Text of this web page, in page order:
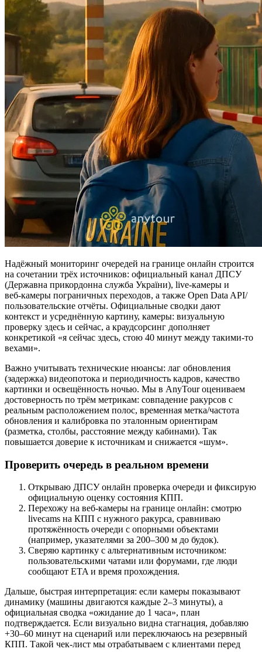
Надёжный мониторинг очередей на границе онлайн строится
на сочетании трёх источников: официальный канал ДПСУ
(Державна прикордонна служба України), live‑камеры и
веб‑камеры пограничных переходов, а также Open Data API/
пользовательские отчёты. Официальные сводки дают
контекст и усреднённую картину, камеры: визуальную
проверку здесь и сейчас, а краудсорсинг дополняет
конкретикой «я сейчас здесь, стою 40 минут между такими‑то
вехами».
Важно учитывать технические нюансы: лаг обновления
(задержка) видеопотока и периодичность кадров, качество
картинки и освещённость ночью. Мы в AnyTour оцениваем
достоверность по трём метрикам: совпадение ракурсов с
реальным расположением полос, временная метка/частота
обновления и калибровка по эталонным ориентирам
(разметка, столбы, расстояние между кабинами). Так
повышается доверие к источникам и снижается «шум».
Проверить очередь в реальном времени
Открываю ДПСУ онлайн проверка очереди и фиксирую
официальную оценку состояния КПП.
Перехожу на веб‑камеры на границе онлайн: смотрю
livecams на КПП с нужного ракурса, сравниваю
протяжённость очереди с опорными объектами
(например, указателями за 200–300 м до будок).
Сверяю картинку с альтернативным источником:
пользовательскими чатами или форумами, где люди
сообщают ETA и время прохождения.
Дальше, быстрая интерпретация: если камеры показывают
динамику (машины двигаются каждые 2–3 минуты), а
официальная сводка «ожидание до 1 часа», план
подтверждается. Если визуально видна стагнация, добавляю
+30–60 минут на сценарий или переключаюсь на резервный
КПП. Такой чек‑лист мы отрабатываем с клиентами перед